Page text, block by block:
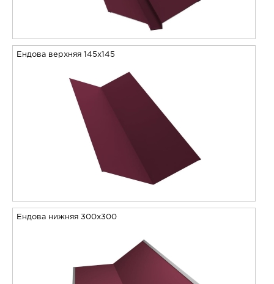
Ендова верхняя 145х145
Ендова нижняя 300х300